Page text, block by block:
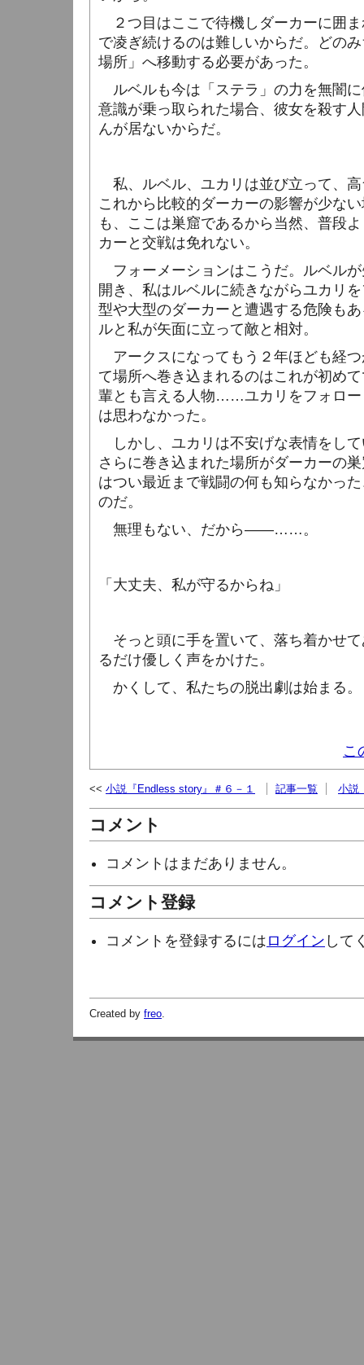
２つ目はここで待機しダーカーに囲
で凌ぎ続けるのは難しいからだ。どの
場所」へ移動する必要があった。
ルベルも今は「ステラ」の力を無闇
意識が乗っ取られた場合、彼女を殺す
んが居ないからだ。
私、ルベル、ユカリは並び立って、
これから比較的ダーカーの影響が少な
も、ここは巣窟であるから当然、普段
カーと交戦は免れない。
フォーメーションはこうだ。ルベル
開き、私はルベルに続きながらユカリ
型や大型のダーカーと遭遇する危険も
ルと私が矢面に立って敵と相対。
アークスになってもう２年ほども経
て場所へ巻き込まれるのはこれが初め
輩とも言える人物……ユカリをフォロー
は思わなかった。
しかし、ユカリは不安げな表情をし
さらに巻き込まれた場所がダーカーの
はつい最近まで戦闘の何も知らなかっ
のだ。
無理もない、だから――……。
「大丈夫、私が守るからね」
そっと頭に手を置いて、落ち着かせ
るだけ優しく声をかけた。
かくして、私たちの脱出劇は始まる。
こ
小説『Endless story』＃６－１ 記事一覧 小説
コメント
コメントはまだありません。
コメント登録
コメントを登録するには ログイン して
Created by freo.